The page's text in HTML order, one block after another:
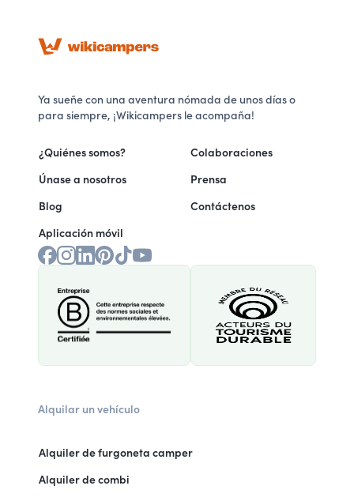
Ya sueñe con una aventura nómada de unos días o
para siempre, ¡Wikicampers le acompaña!
¿Quiénes somos?
Únase a nosotros
Blog
Aplicación móvil
Colaboraciones
Prensa
Contáctenos
Alquilar un vehículo
Alquiler de furgoneta camper
Alquiler de combi